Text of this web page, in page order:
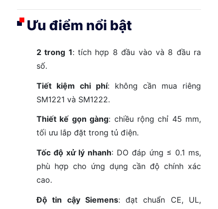
Ưu điểm nổi bật
2 trong 1: tích hợp 8 đầu vào và 8 đầu ra
số.
Tiết kiệm chi phí: không cần mua riêng
SM1221 và SM1222.
Thiết kế gọn gàng: chiều rộng chỉ 45 mm,
tối ưu lắp đặt trong tủ điện.
Tốc độ xử lý nhanh: DO đáp ứng ≤ 0.1 ms,
phù hợp cho ứng dụng cần độ chính xác
cao.
Độ tin cậy Siemens: đạt chuẩn CE, UL,